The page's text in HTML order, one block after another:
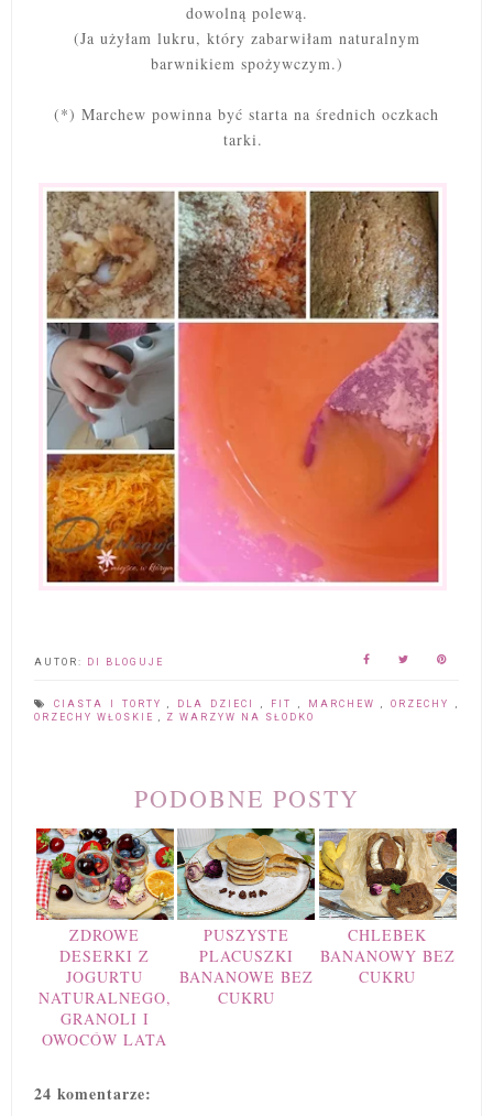
dowolną polewą.
(Ja użyłam lukru, który zabarwiłam naturalnym
barwnikiem spożywczym.)
(*) Marchew powinna być starta na średnich oczkach
tarki.
AUTOR: DI BLOGUJE
CIASTA I TORTY, DLA DZIECI , FIT , MARCHEW,ORZECHY,
ORZECHY WŁOSKIE , Z WARZYW NA SŁODKO
PODOBNE POSTY
ZDROWE
DESERKI Z
JOGURTU
NATURALNEGO,
GRANOLI I
OWOCÓW LATA
PUSZYSTE
PLACUSZKI
BANANOWE BEZ
CUKRU
CHLEBEK
BANANOWY BEZ
CUKRU
24 komentarze: